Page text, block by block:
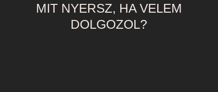
MIT NYERSZ, HA VELEM
DOLGOZOL?